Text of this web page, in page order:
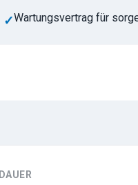
✓Wartungsvertrag für
DAUER